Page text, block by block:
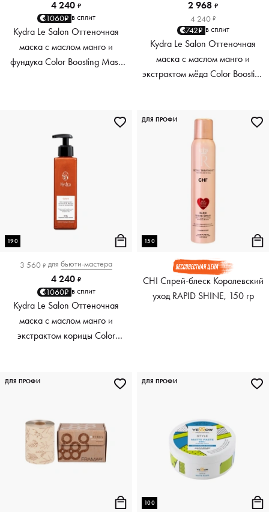
4 240 ₽
1060₽ в сплит
Kydra Le Salon Оттеночная
маска с маслом манго и
фундука Color Boosting Mask
2 968 ₽
4 240 ₽
742₽ в сплит
Kydra Le Salon Оттеночная
маска с маслом манго и
экстрактом мёда Color Boosting
190
3 560 ₽ для бьюти-мастера
4 240 ₽
1060₽ в сплит
Kydra Le Salon Оттеночная
маска с маслом манго и
экстрактом корицы Color
150
CHI Спрей-блеск Королевский
уход RAPID SHINE, 150 гр
ДЛЯ ПРОФИ
ДЛЯ ПРОФИ
100
ДЛЯ ПРОФИ